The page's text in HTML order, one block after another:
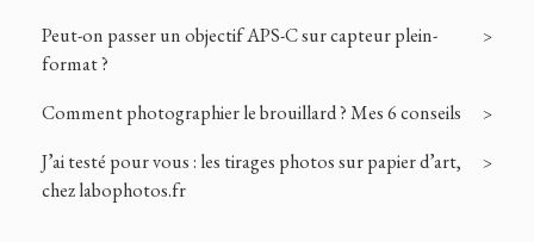
Peut-on passer un objectif APS-C sur capteur plein-
format ?
Comment photographier le brouillard ? Mes 6 conseils
J’ai testé pour vous : les tirages photos sur papier d’art,
chez labophotos.fr